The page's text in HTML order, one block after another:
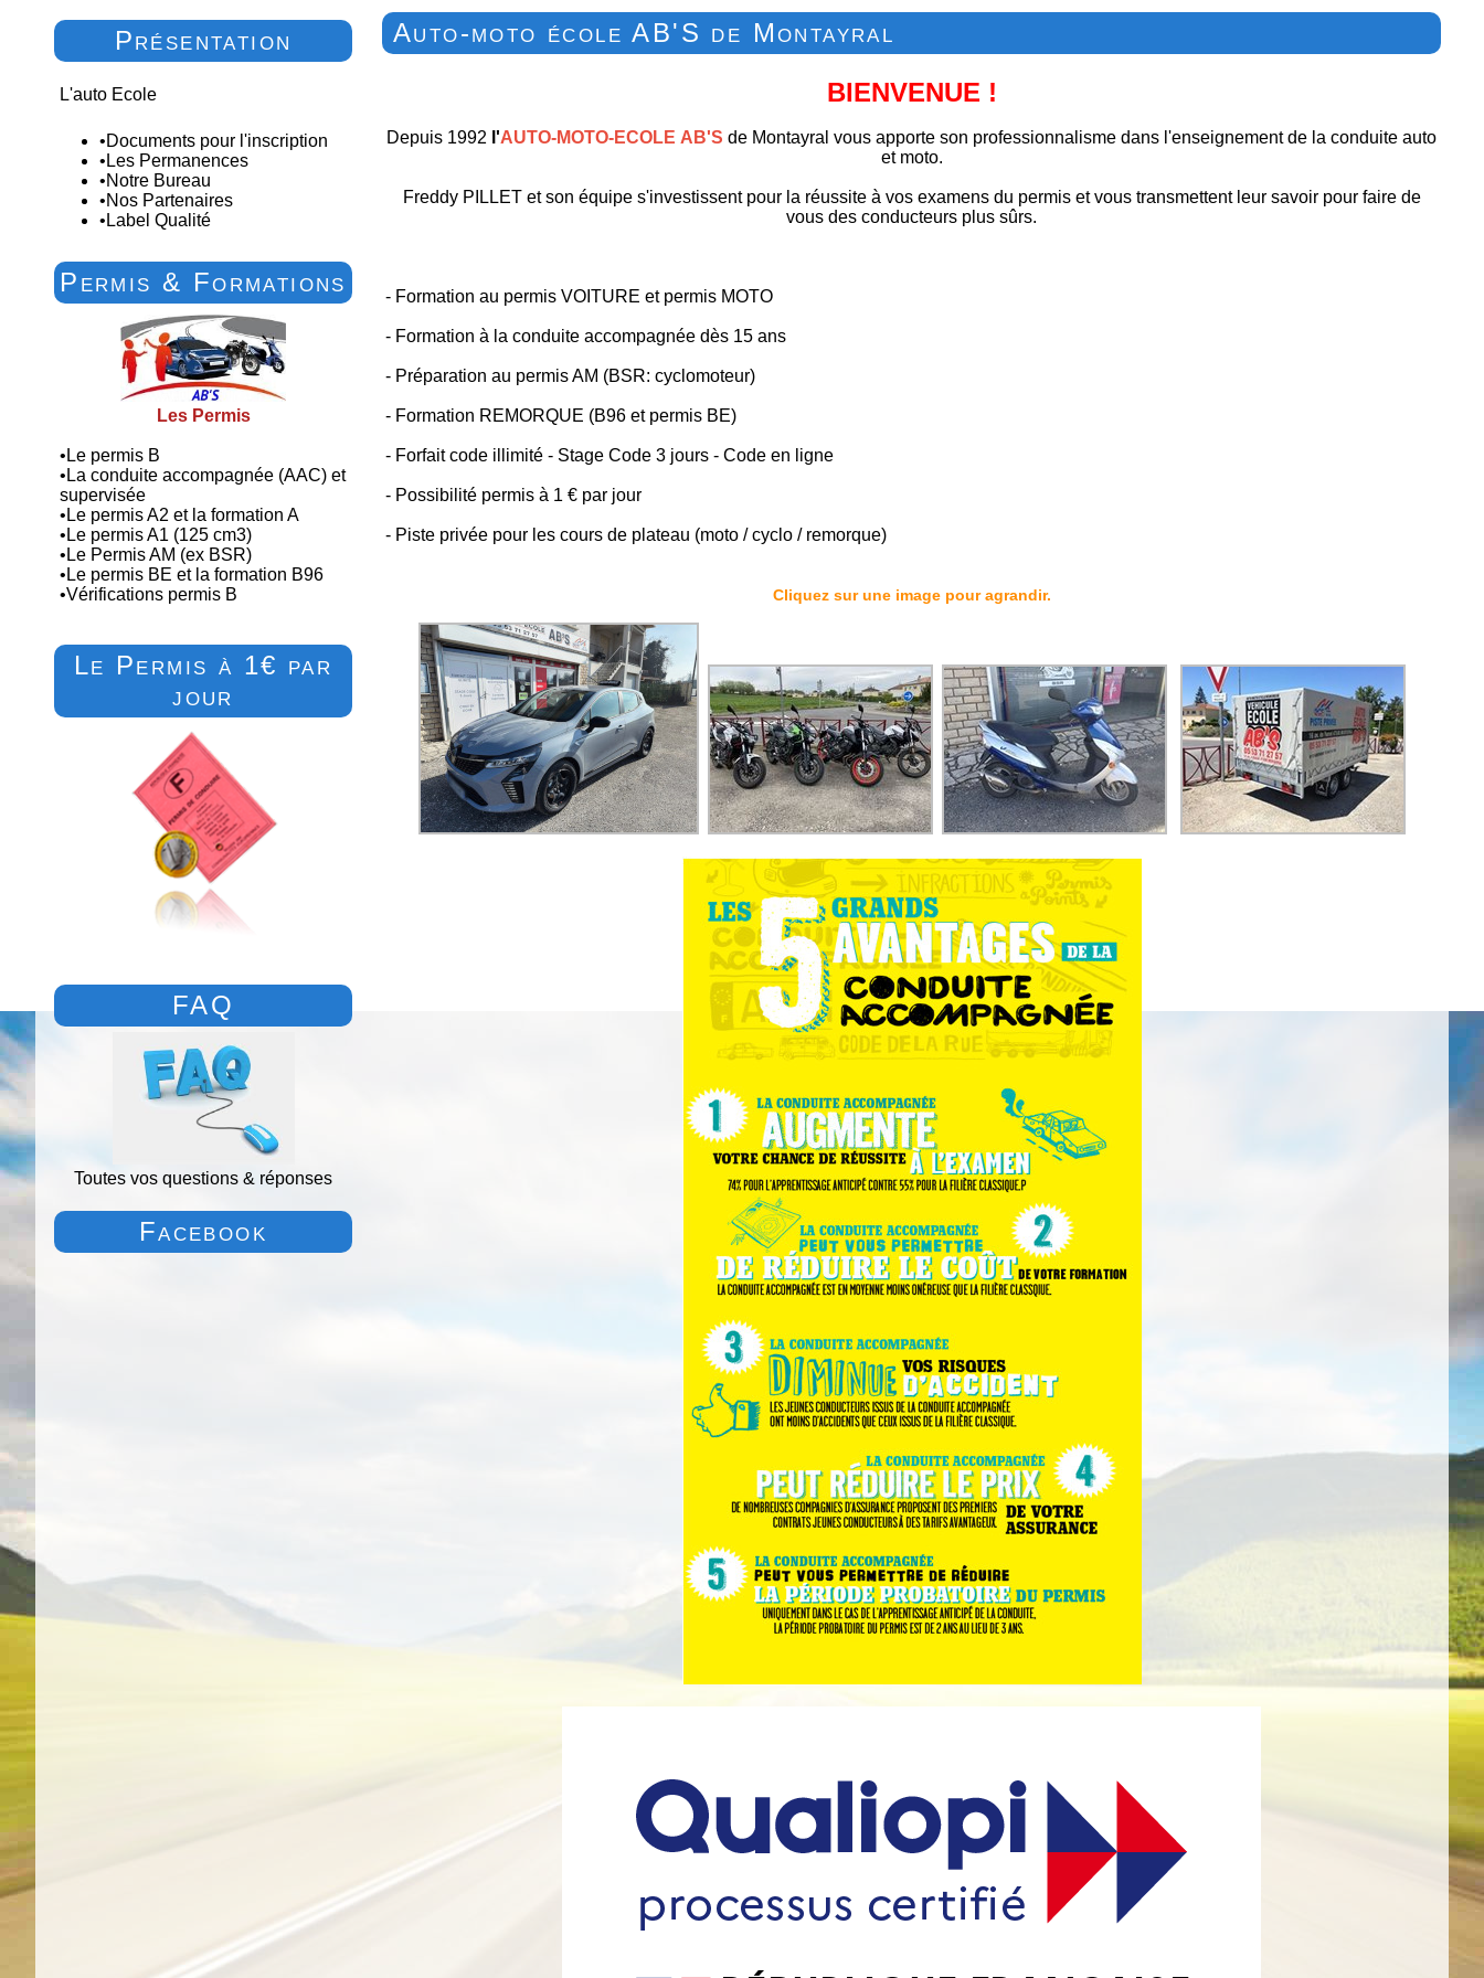
Présentation
L'auto Ecole
•Documents pour l'inscription
• Les Permanences
•Notre Bureau
•Nos Partenaires
• Label Qualité
Permis & Formations
Les Permis
• Le permis B
• La conduite accompagnée (AAC) et
supervisée
• Le permis A2 et la formation A
• Le permis A1 (125 cm3)
• Le Permis AM (ex BSR)
• Le permis BE et la formation B96
•Vérifications permis B
Le Permis à 1€ par
jour
FAQ
Toutes vos questions & réponses
Facebook
Auto-moto école AB'S de Montayral
BIENVENUE !
Depuis 1992 l'AUTO-MOTO-ECOLE AB'S de Montayral vous apporte son professionnalisme dans l'enseignement de la conduite auto
et moto.
Freddy PILLET et son équipe s'investissent pour la réussite à vos examens du permis et vous transmettent leur savoir pour faire de
vous des conducteurs plus sûrs.
- Formation au permis VOITURE et permis MOTO
- Formation à la conduite accompagnée dès 15 ans
- Préparation au permis AM (BSR: cyclomoteur)
- Formation REMORQUE (B96 et permis BE)
- Forfait code illimité - Stage Code 3 jours - Code en ligne
- Possibilité permis à 1 € par jour
- Piste privée pour les cours de plateau (moto / cyclo / remorque)
Cliquez sur une image pour agrandir.